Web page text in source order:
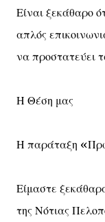
Είναι ξεκάθαρο
απλός
να προστατεύει
Η Θέση μας
Η παράταξη
Είμαστε
της Νότιας